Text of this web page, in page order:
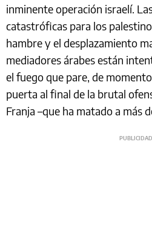
inminente operación israelí.
catastróficas para los
hambre y el desplazamiento
mediadores árabes están
el fuego que pare, de
puerta al final de la brutal
Franja –que ha matado a más